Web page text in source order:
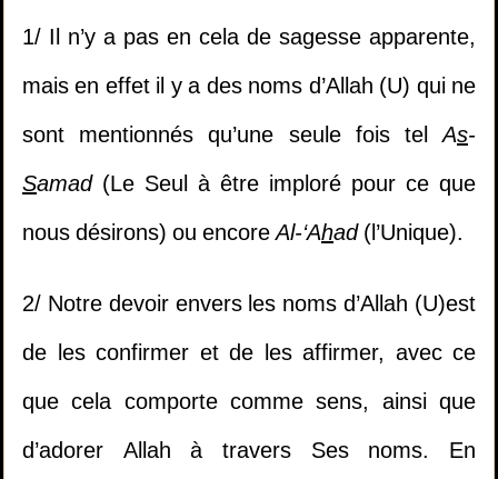
1/ Il n’y a pas en cela de sagesse apparente,
mais en effet il y a des noms d’Allah (U) qui ne
sont mentionnés qu’une seule fois telAs-
Samad(Le Seul à être imploré pour ce que
nous désirons) ou encoreAl-‘Ahad(l’Unique).
2/ Notre devoir envers les noms d’Allah (U)est
de les confirmer et de les affirmer, avec ce
que cela comporte comme sens, ainsi que
d’adorer Allah à travers Ses noms. En